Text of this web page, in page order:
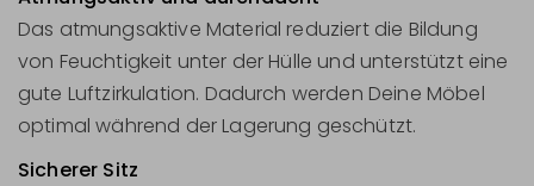
Das atmungsaktive Material reduziert die Bildung
von Feuchtigkeit unter der Hülle und unterstützt eine
gute Luftzirkulation. Dadurch werden Deine Möbel
optimal während der Lagerung geschützt.
Sicherer Sitz